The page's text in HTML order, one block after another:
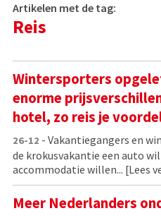
Artikelen met de tag:
Reis
Wintersporters
enorme
hotel, zo reis je
26-12 - Vakantiegangers en
de krokusvakantie een auto
accommodatie willen... [Lees
Meer Nederlanders